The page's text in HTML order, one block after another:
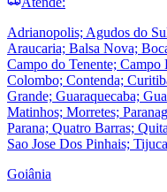
Adrianopolis; Agudos do
Araucaria; Balsa Nova;
Campo do Tenente;
Colombo; Contenda;
Grande; Guaraquecaba;
Matinhos; Morretes;
Parana; Quatro Barras;
Sao Jose Dos Pinhais;
Goiânia